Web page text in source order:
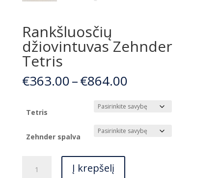
Rankšluosčių
džiovintuvas Zehnder
Tetris
€363.00–€864.00Price
€363.00
through
€864.00
Tetris
Zehnder spalva
kiekis:
Į krepšelį